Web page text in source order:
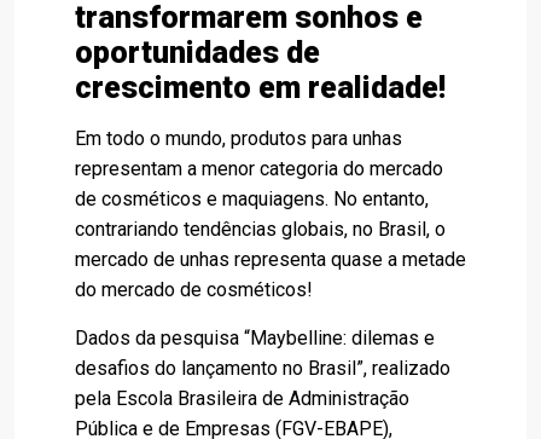
transformarem sonhos e
oportunidades de
crescimento em realidade!
Em todo o mundo, produtos para unhas
representam a menor categoria do mercado
de cosméticos e maquiagens. No entanto,
contrariando tendências globais, no Brasil, o
mercado de unhas representa quase a metade
do mercado de cosméticos!
Dados da pesquisa “Maybelline: dilemas e
desafios do lançamento no Brasil”, realizado
pela Escola Brasileira de Administração
Pública e de Empresas (FGV-EBAPE),